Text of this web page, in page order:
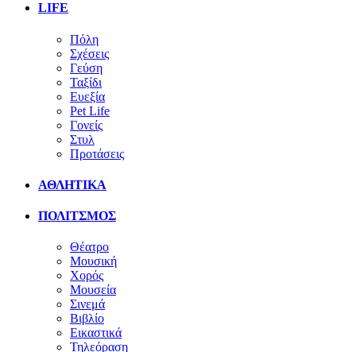
LIFE
Πόλη
Σχέσεις
Γεύση
Ταξίδι
Ευεξία
Pet Life
Γονείς
Στυλ
Προτάσεις
ΑΘΛΗΤΙΚΑ
ΠΟΛΙΤΣΜΟΣ
Θέατρο
Μουσική
Χορός
Μουσεία
Σινεμά
Βιβλίο
Εικαστικά
Τηλεόραση